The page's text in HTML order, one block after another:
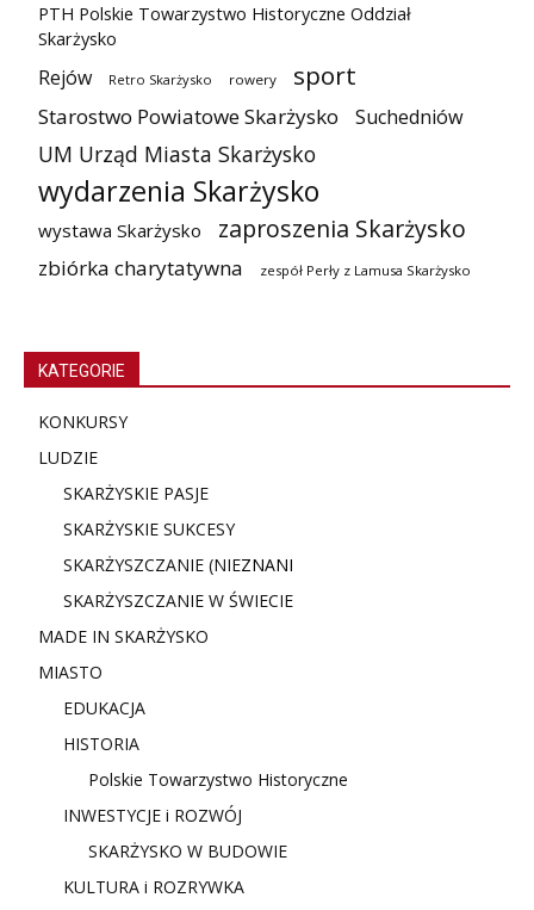
PTH Polskie Towarzystwo Historyczne Oddział
Skarżysko
Rejów Retro Skarżysko rowery sport
Starostwo Powiatowe Skarżysko Suchedniów
UM Urząd Miasta Skarżysko
wydarzenia Skarżysko
wystawa Skarżysko zaproszenia Skarżysko
zbiórka charytatywna zespół Perły z Lamusa Skarżysko
KATEGORIE
KONKURSY
LUDZIE
SKARŻYSKIE PASJE
SKARŻYSKIE SUKCESY
SKARŻYSZCZANIE (NIEZNANI
SKARŻYSZCZANIE W ŚWIECIE
MADE IN SKARŻYSKO
MIASTO
EDUKACJA
HISTORIA
Polskie Towarzystwo Historyczne
INWESTYCJE i ROZWÓJ
SKARŻYSKO W BUDOWIE
KULTURA i ROZRYWKA